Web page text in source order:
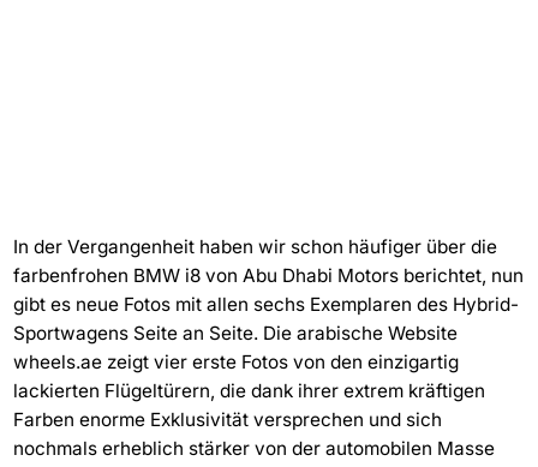
In der Vergangenheit haben wir schon häufiger über die
farbenfrohen BMW i8 von Abu Dhabi Motors berichtet, nun
gibt es neue Fotos mit allen sechs Exemplaren des Hybrid-
Sportwagens Seite an Seite. Die arabische Website
wheels.ae zeigt vier erste Fotos von den einzigartig
lackierten Flügeltürern, die dank ihrer extrem kräftigen
Farben enorme Exklusivität versprechen und sich
nochmals erheblich stärker von der automobilen Masse